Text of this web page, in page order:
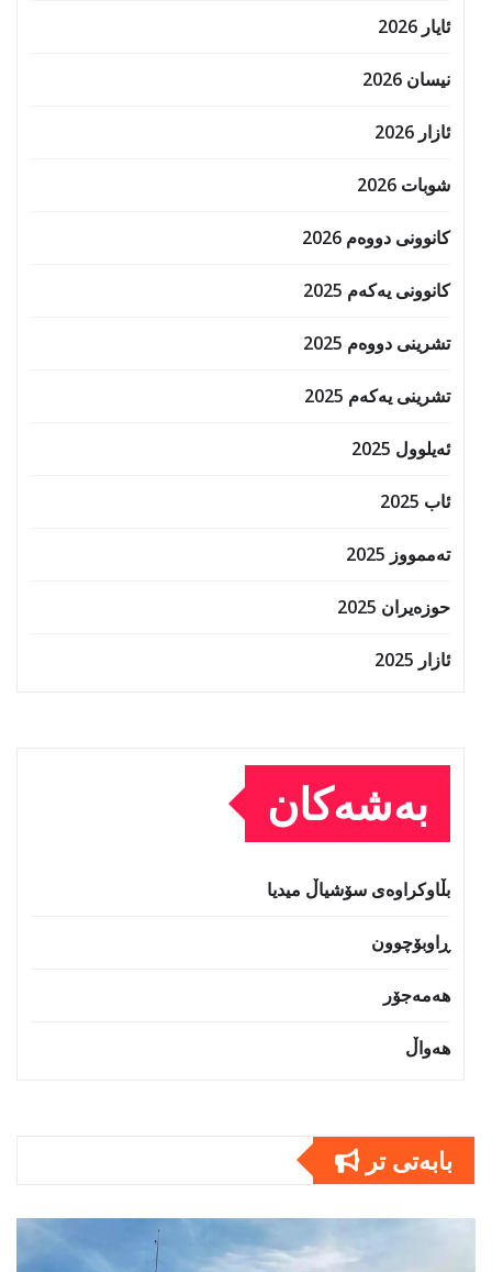
ئایار 2026
نیسان 2026
ئازار 2026
شوبات 2026
کانوونی دووەم 2026
کانوونی یەکەم 2025
تشرینی دووەم 2025
تشرینی یەکەم 2025
ئەیلوول 2025
ئاب 2025
تەممووز 2025
حوزه‌یران 2025
ئازار 2025
بەشەکان
بڵاوکراوەی سۆشیاڵ میدیا
ڕاوبۆچوون
هەمەجۆر
هەواڵ
بابەتى تر